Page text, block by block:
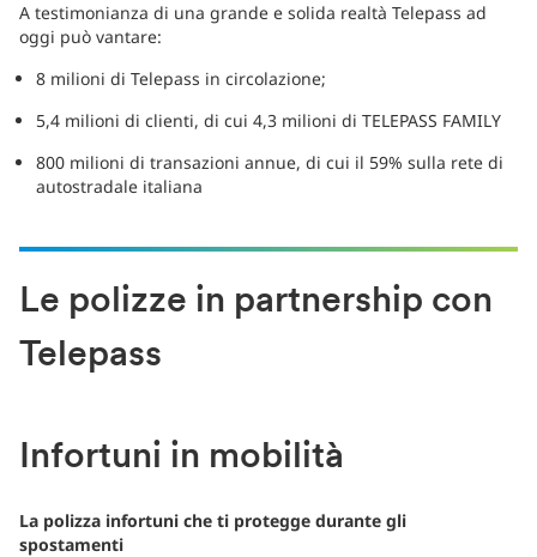
A testimonianza di una grande e solida realtà Telepass ad
oggi può vantare:
8 milioni di Telepass in circolazione;
5,4 milioni di clienti, di cui 4,3 milioni di TELEPASS FAMILY
800 milioni di transazioni annue, di cui il 59% sulla rete di
autostradale italiana
Le polizze in partnership con
Telepass
Infortuni in mobilità
La polizza infortuni che ti protegge durante gli
spostamenti